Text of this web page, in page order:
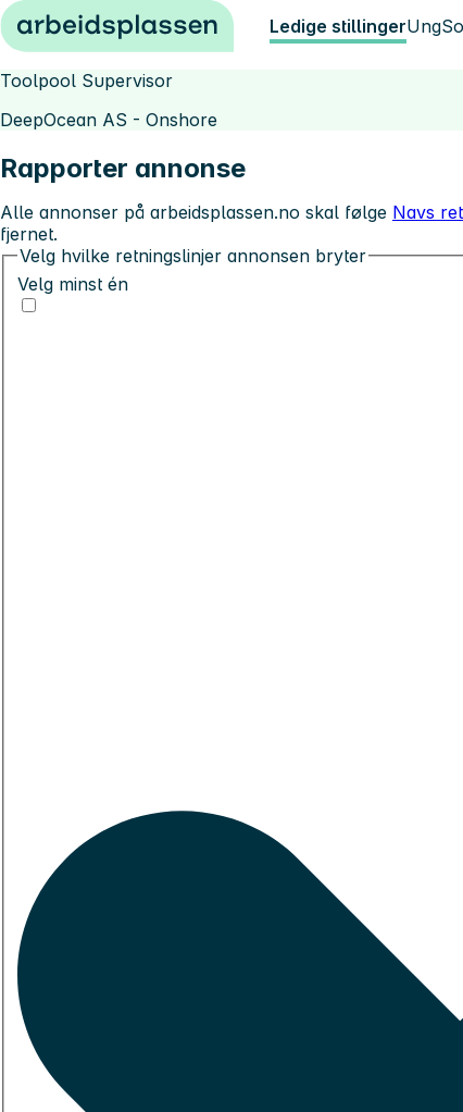
Hopp til innhold Ledige stillingerUng
Toolpool Supervisor
DeepOcean AS - Onshore
Rapporter annonse
Alle annonser på arbeidsplassen.no skal følge Navs
fjernet.
Velg hvilke retningslinjer annonsen bryter
Velg minst én